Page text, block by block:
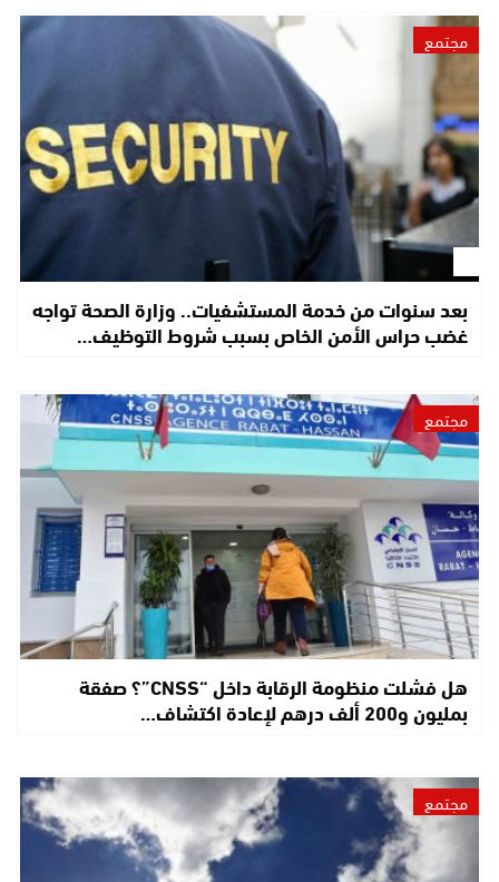
مجتمع
بعد سنوات من خدمة المستشفيات.. وزارة الصحة تواجه
غضب حراس الأمن الخاص بسبب شروط التوظيف…
مجتمع
هل فشلت منظومة الرقابة داخل “CNSS”؟ صفقة
بمليون و200 ألف درهم لإعادة اكتشاف…
مجتمع